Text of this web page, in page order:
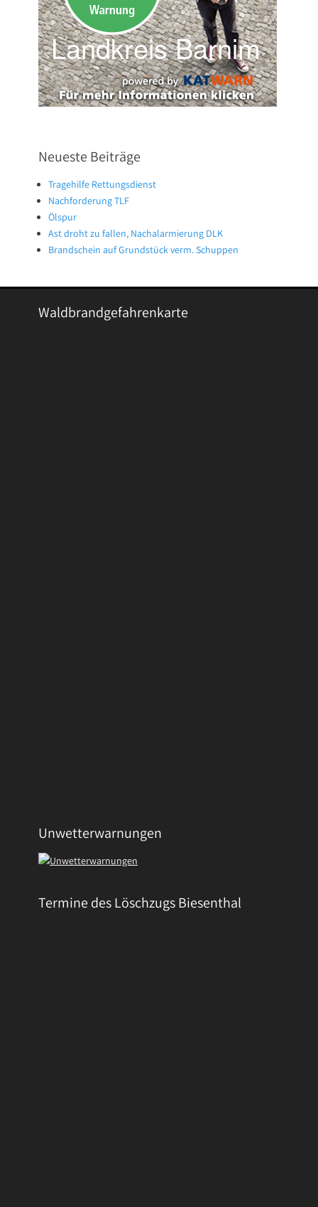
Neueste Beiträge
Tragehilfe Rettungsdienst
Nachforderung TLF
Ölspur
Ast droht zu fallen, Nachalarmierung DLK
Brandschein auf Grundstück verm. Schuppen
Waldbrandgefahrenkarte
Unwetterwarnungen
Termine des Löschzugs Biesenthal